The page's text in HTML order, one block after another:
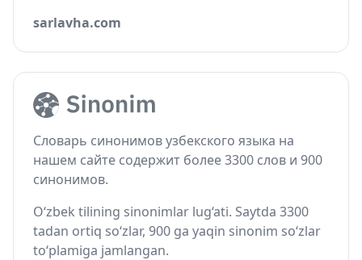
sarlavha.com
Словарь синонимов узбекского языка на
нашем сайте содержит более 3300 слов и 900
синонимов.
O‘zbek tilining sinonimlar lug‘ati. Saytda 3300
tadan ortiq so‘zlar, 900 ga yaqin sinonim so‘zlar
to‘plamiga jamlangan.